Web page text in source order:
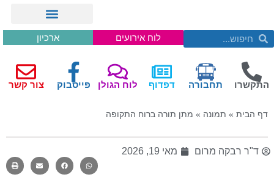
לוח אירועים ארכיון
התקשרו תחבורה דפדוף לוח הגולן פייסבוק צור קשר
דף הבית » תמונה » מתן תורה ברוח התקופה
ד"ר רבקה מרום מאי 19, 2026